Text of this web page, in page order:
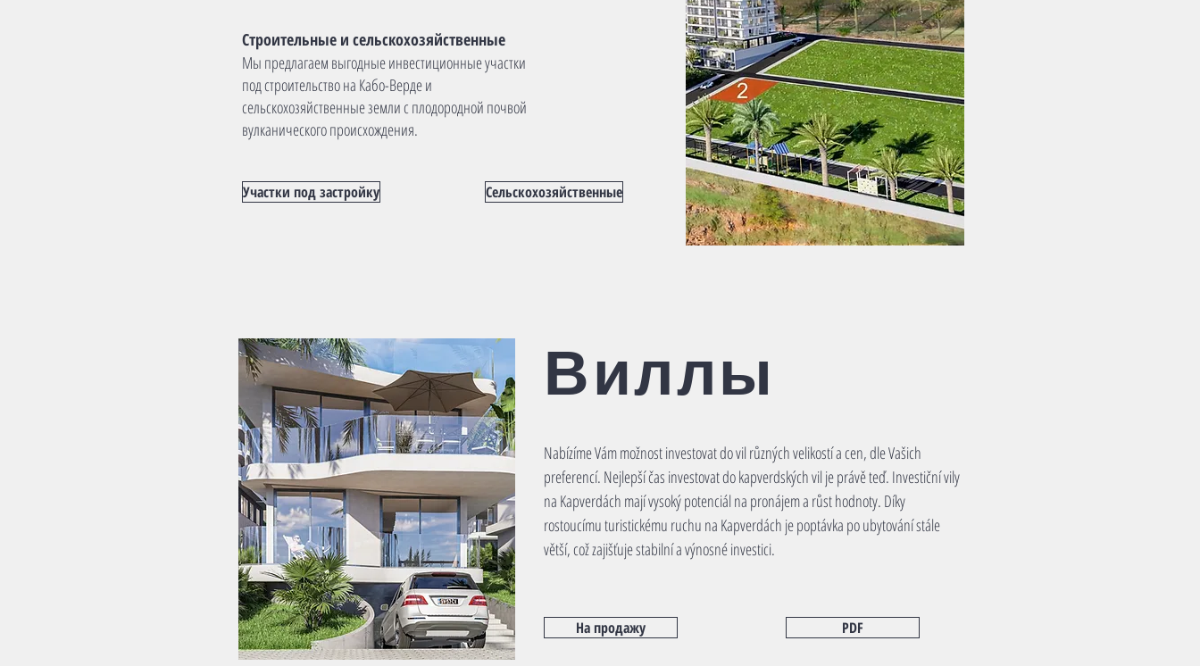
Строительные и сельскохозяйственные
Мы предлагаем выгодные инвестиционные участки
под строительство на Кабо-Верде и
сельскохозяйственные земли с плодородной почвой
вулканического происхождения.
Участки под застройку Сельскохозяйственные
Виллы
На продажу
Nabízíme Vám možnost investovat do vil různých velikostí a cen, dle Vašich
preferencí. Nejlepší čas investovat do kapverdských vil je právě teď. Investiční vily
na Kapverdách mají vysoký potenciál na pronájem a růst hodnoty. Díky
rostoucímu turistickému ruchu na Kapverdách je poptávka po ubytování stále
větší, což zajišťuje stabilní a výnosné investici.
PDF